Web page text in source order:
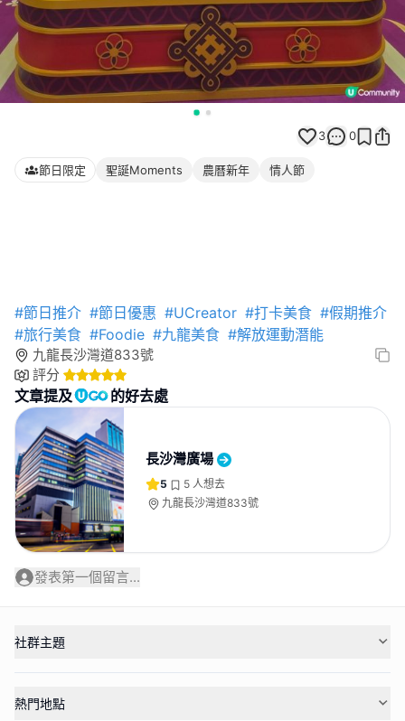
3 0
節日限定 聖誕Moments 農曆新年 情人節
#節日推介 #節日優惠 #UCreator #打卡美食 #假期推介
#旅行美食 #Foodie #九龍美食 #解放運動潛能
九龍長沙灣道833號
評分
文章提及 的好去處
長沙灣廣場
5 5 人想去
九龍長沙灣道833號
發表第一個留言...
社群主題
熱門地點